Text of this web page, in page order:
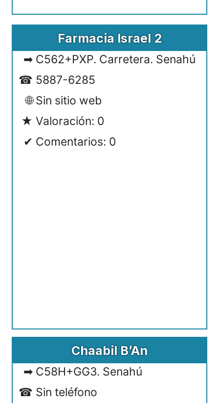
Farmacia Israel 2
C562+PXP. Carretera. Senahú
5887-6285
Sin sitio web
Valoración: 0
Comentarios: 0
Chaabil B’An
C58H+GG3. Senahú
Sin teléfono